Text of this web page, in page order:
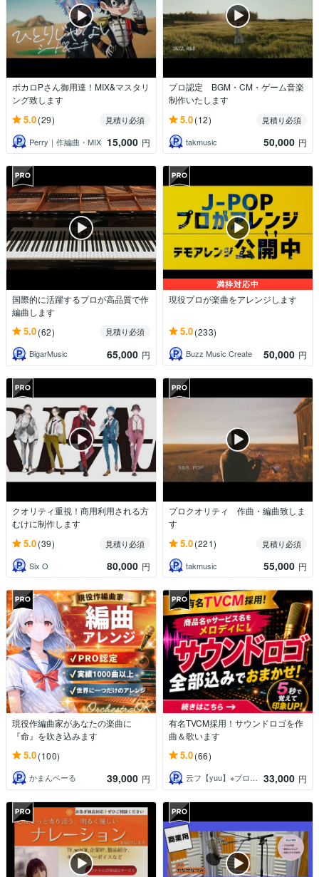
ボカロPさん御用達！MIX&マスタリ
ング致します
5.0(29)
見積り必須
Perry｜作編曲・MIX 15,000 円
プロ認定 BGM・CM・ゲーム音楽
制作いたします
5.0(12)
見積り必須
takmusic
50,000 円
国際的に活躍するプロが高品質で作
編曲します
5.0(62)
見積り必須
BigarMusic
65,000 円
満枠対応中
現役プロが楽曲をアレンジします
5.0(233)
Buzz Music Create 50,000 円
クオリティ重視！商用利用される方
むけに制作します
5.0(39)
見積り必須
Six O
80,000 円
プロクオリティ 作曲・編曲致しま
す
5.0(221)
見積り必須
takmusic
55,000 円
現役作編曲家があなたの楽曲に
『命』を吹き込みます
5.0(100)
かまんベーる 39,000 円
有名TVCM採用！サウンドロゴを作
曲＆歌います
5.0(66)
云フ【yuu】※プロフィールご確認下さい 33,000 円